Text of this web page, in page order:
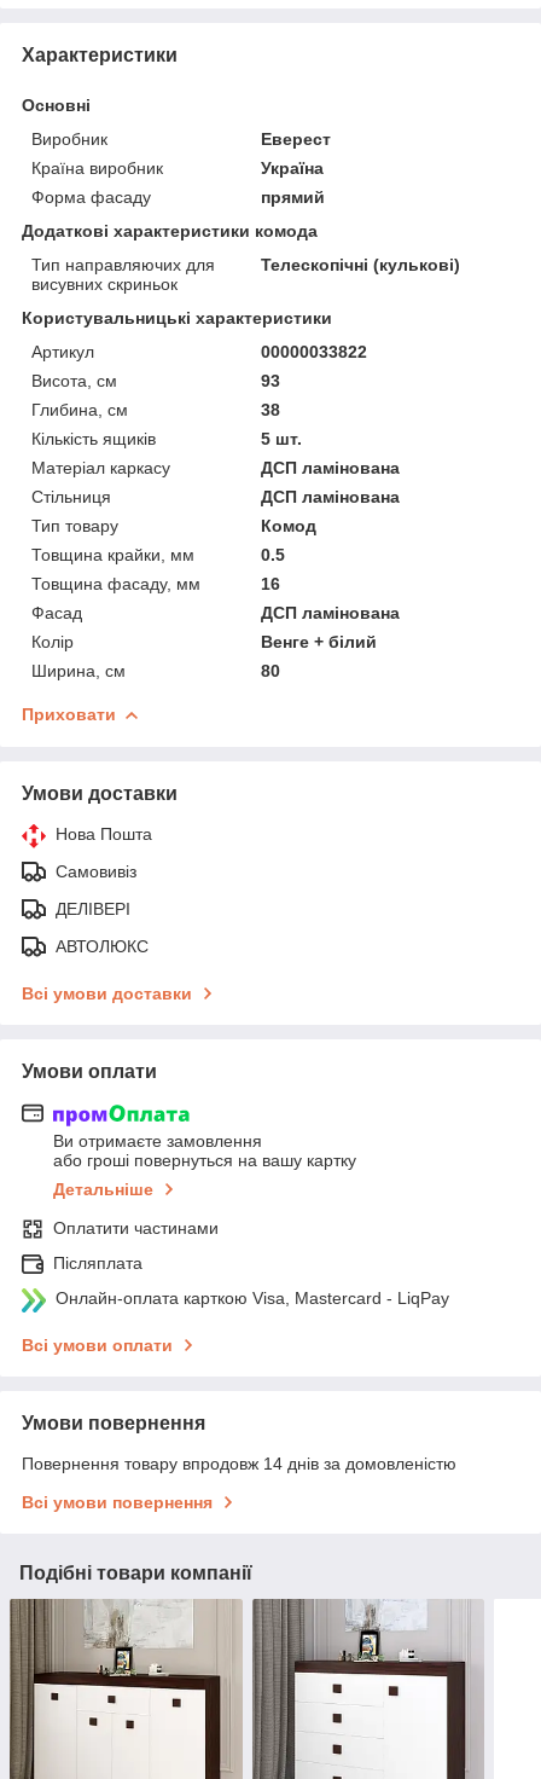
Характеристики
Основні
Виробник
Еверест
Країна виробник
Україна
Форма фасаду
прямий
Додаткові характеристики комода
Тип направляючих для
висувних скриньок
Телескопічні (кулькові)
Користувальницькі характеристики
Артикул
00000033822
Висота, см
93
Глибина, см
38
Кількість ящиків
5 шт.
Матеріал каркасу
ДСП ламінована
Стільниця
ДСП ламінована
Тип товару
Комод
Товщина крайки, мм
0.5
Товщина фасаду, мм
16
Фасад
ДСП ламінована
Колір
Венге + білий
Ширина, см
80
Приховати
Умови доставки
Нова Пошта
Самовивіз
ДЕЛІВЕРІ
АВТОЛЮКС
Всі умови доставки
Умови оплати
Ви отримаєте замовлення
або гроші повернуться на вашу картку
Детальніше
Оплатити частинами
Післяплата
Онлайн-оплата карткою Visa, Mastercard - LiqPay
Всі умови оплати
Умови повернення
Повернення товару впродовж 14 днів за домовленістю
Всі умови повернення
Подібні товари компанії